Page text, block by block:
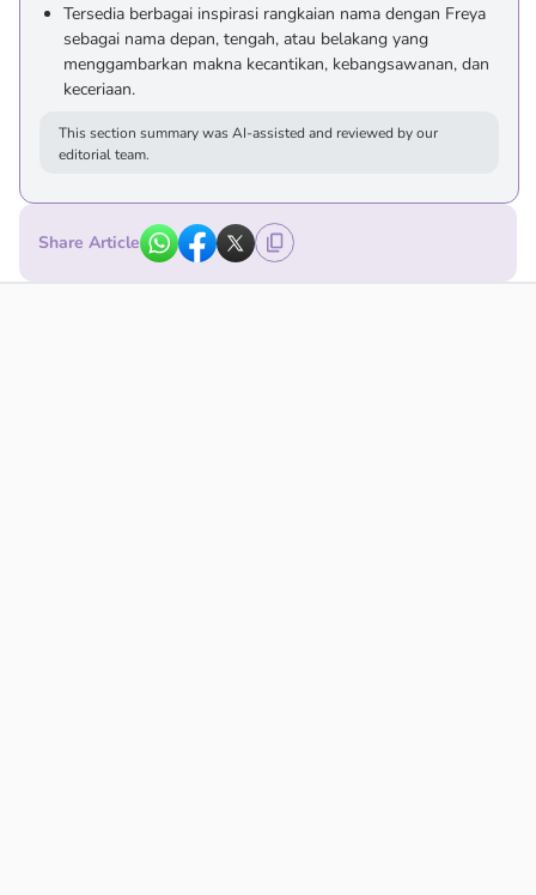
Tersedia berbagai inspirasi rangkaian nama dengan Freya
sebagai nama depan, tengah, atau belakang yang
menggambarkan makna kecantikan, kebangsawanan, dan
keceriaan.
This section summary was AI-assisted and reviewed by our
editorial team.
Share Article